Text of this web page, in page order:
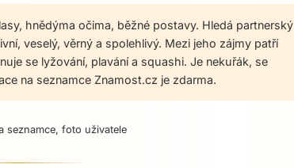
hnědýma očima, běžné postavy. Hledá partnerský
veselý, věrný a spolehlivý. Mezi jeho zájmy patří
se lyžování, plavání a squashi. Je nekuřák, se
na seznamce Znamost.cz je zdarma.